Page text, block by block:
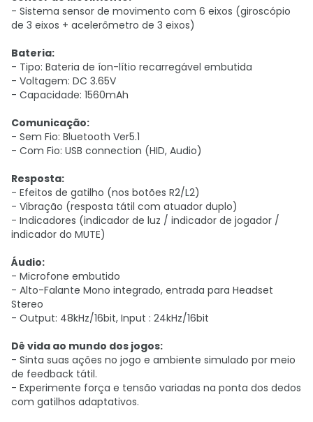
- Sistema sensor de movimento com 6 eixos (giroscópio
de 3 eixos + acelerômetro de 3 eixos)
Bateria:
- Tipo: Bateria de íon-lítio recarregável embutida
- Voltagem: DC 3.65V
- Capacidade: 1560mAh
Comunicação:
- Sem Fio: Bluetooth Ver5.1
- Com Fio: USB connection (HID, Audio)
Resposta:
- Efeitos de gatilho (nos botões R2/L2)
- Vibração (resposta tátil com atuador duplo)
- Indicadores (indicador de luz / indicador de jogador /
indicador do MUTE)
Áudio:
- Microfone embutido
- Alto-Falante Mono integrado, entrada para Headset
Stereo
- Output: 48kHz/16bit, Input : 24kHz/16bit
Dê vida ao mundo dos jogos:
- Sinta suas ações no jogo e ambiente simulado por meio
de feedback tátil.
- Experimente força e tensão variadas na ponta dos dedos
com gatilhos adaptativos.